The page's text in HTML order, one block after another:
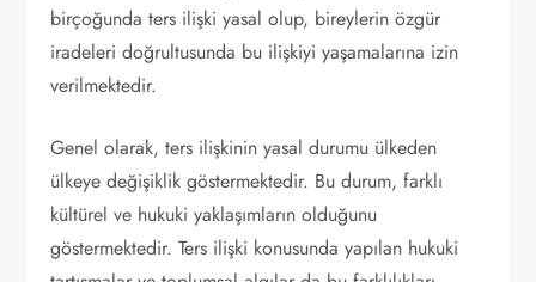
birçoğunda ters ilişki yasal olup, bireylerin özgür
iradeleri doğrultusunda bu ilişkiyi yaşamalarına izin
verilmektedir.
Genel olarak, ters ilişkinin yasal durumu ülkeden
ülkeye değişiklik göstermektedir. Bu durum, farklı
kültürel ve hukuki yaklaşımların olduğunu
göstermektedir. Ters ilişki konusunda yapılan hukuki